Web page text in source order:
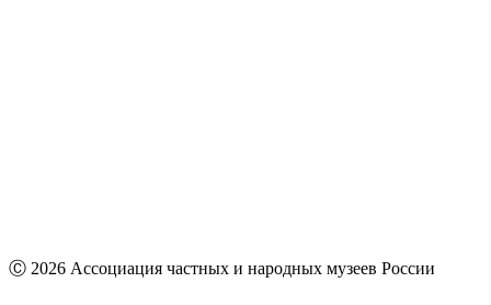
Ⓒ 2026 Ассоциация частных и народных музеев России